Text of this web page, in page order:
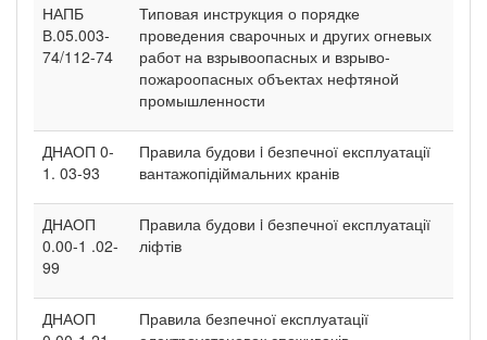
НАПБ
В.05.003-
74/112-74
Типовая инструкция о порядке
проведения сварочных и других огневых
работ на взрывоопасных и взрыво-
пожароопасных объектах нефтяной
промышленности
ДНАОП 0-
1. 03-93
Правила будови i безпечної експлуатації
вантажопідіймальних кранів
ДНАОП
0.00-1 .02-
99
Правила будови i безпечної експлуатації
ліфтів
ДНАОП
Правила безпечної експлуатації